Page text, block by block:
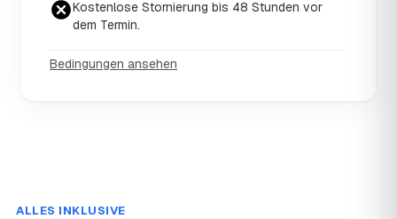
Kostenlose Stornierung bis 48 Stunden vor
dem Termin.
Bedingungen ansehen
ALLES INKLUSIVE